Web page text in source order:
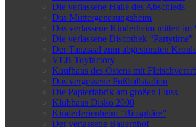
Die verlassene Halle des Abschieds
Das Müttergenesungsheim
Das verlassene Kinderheim mitten im
Die verlassene Discothek “Partytime”
Der Tanzsaal zum abgestürzten
VEB Toyfactory
Kaufhaus des Ostens mit
Das vergessene Fußballstadion
Die Papierfabrik am großen Fluss
Klubhaus Disko 2000
Kinderferienheim “Biosphäre”
Der verlassene Bauernhof